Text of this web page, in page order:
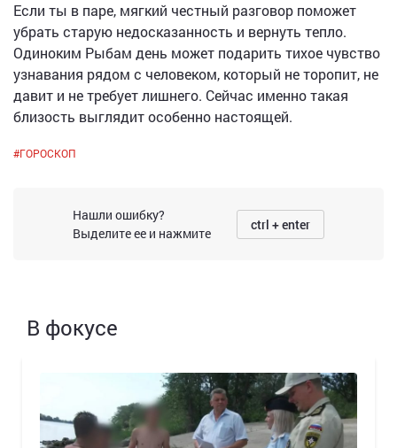
Если ты в паре, мягкий честный разговор поможет
убрать старую недосказанность и вернуть тепло.
Одиноким Рыбам день может подарить тихое чувство
узнавания рядом с человеком, который не торопит, не
давит и не требует лишнего. Сейчас именно такая
близость выглядит особенно настоящей.
#ГОРОСКОП
Нашли ошибку?
Выделите ее и нажмите
ctrl + enter
В фокусе